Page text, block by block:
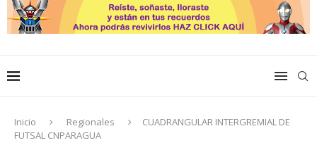
Inicio Regionales
CUADRANGULAR INTERGREMIAL DE
FUTSAL CNPARAGUA